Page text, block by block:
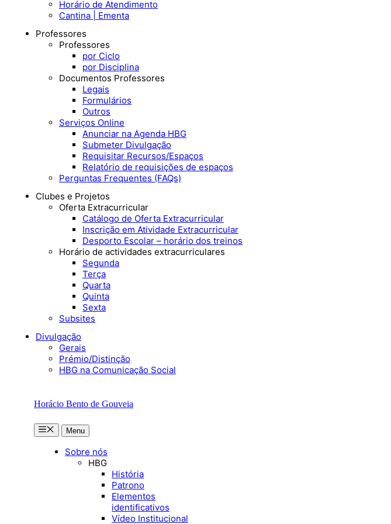
Horário de Atendimento
Cantina | Ementa
Professores
Professores
por Ciclo
por Disciplina
Documentos Professores
Legais
Formulários
Outros
Serviços Online
Anunciar na Agenda HBG
Submeter Divulgação
Requisitar Recursos/Espaços
Relatório de requisições de espaços
Perguntas Frequentes (FAQs)
Clubes e Projetos
Oferta Extracurricular
Catálogo de Oferta Extracurricular
Inscrição em Atividade Extracurricular
Desporto Escolar – horário dos treinos
Horário de actividades extracurriculares
Segunda
Terça
Quarta
Quinta
Sexta
Subsites
Divulgação
Gerais
Prémio/Distinção
HBG na Comunicação Social
Horácio Bento de Gouveia
MenuMenu
Sobre nós
HBG
História
Patrono
Elementos
identificativos
Vídeo Institucional